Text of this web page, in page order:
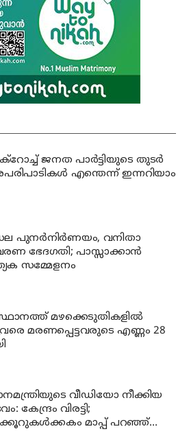
ജനത പാര്‍ട്ടിയുടെ തുടര്‍
എന്തെന്ന് ഇന്നറിയാം
പുനർനിർണയം, വനിതാ
ഭേദഗതി; പാസ്സാക്കാൻ
സമ്മേളനം
മഴക്കെടുതികളില്‍
മരണപ്പെട്ടവരുടെ എണ്ണം 28
വീഡിയോ നീക്കിയ
കേന്ദ്രം വിരട്ടി;
മാപ്പ് പറഞ്ഞ്